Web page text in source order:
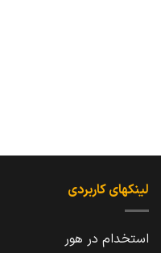
لینکهای کاربردی
استخدام در هور